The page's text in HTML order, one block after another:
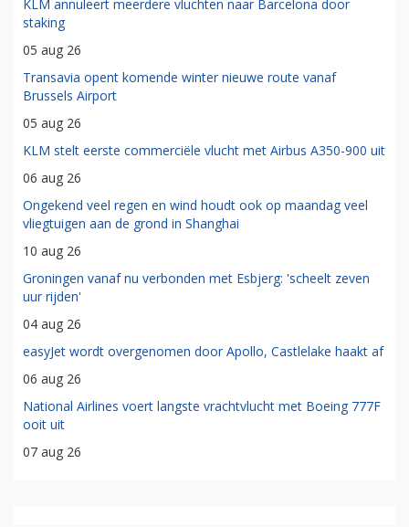
KLM annuleert meerdere vluchten naar Barcelona door
staking
05 aug 26
Transavia opent komende winter nieuwe route vanaf
Brussels Airport
05 aug 26
KLM stelt eerste commerciële vlucht met Airbus A350-900 uit
06 aug 26
Ongekend veel regen en wind houdt ook op maandag veel
vliegtuigen aan de grond in Shanghai
10 aug 26
Groningen vanaf nu verbonden met Esbjerg: 'scheelt zeven
uur rijden'
04 aug 26
easyJet wordt overgenomen door Apollo, Castlelake haakt af
06 aug 26
National Airlines voert langste vrachtvlucht met Boeing 777F
ooit uit
07 aug 26